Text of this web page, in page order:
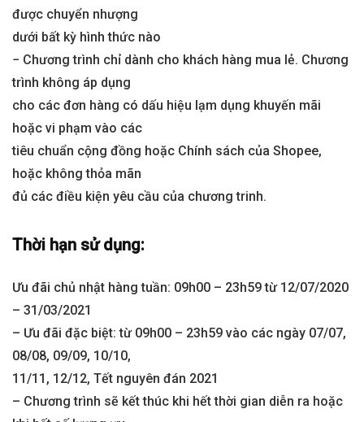
được chuyển nhượng
dưới bất kỳ hình thức nào
− Chương trình chỉ dành cho khách hàng mua lẻ. Chương
trình không áp dụng
cho các đơn hàng có dấu hiệu lạm dụng khuyến mãi
hoặc vi phạm vào các
tiêu chuẩn cộng đồng hoặc Chính sách của Shopee,
hoặc không thỏa mãn
đủ các điều kiện yêu cầu của chương trinh.
Thời hạn sử dụng:
Ưu đãi chủ nhật hàng tuần: 09h00 – 23h59 từ 12/07/2020
– 31/03/2021
– Ưu đãi đặc biệt: từ 09h00 – 23h59 vào các ngày 07/07,
08/08, 09/09, 10/10,
11/11, 12/12, Tết nguyên đán 2021
– Chương trình sẽ kết thúc khi hết thời gian diễn ra hoặc